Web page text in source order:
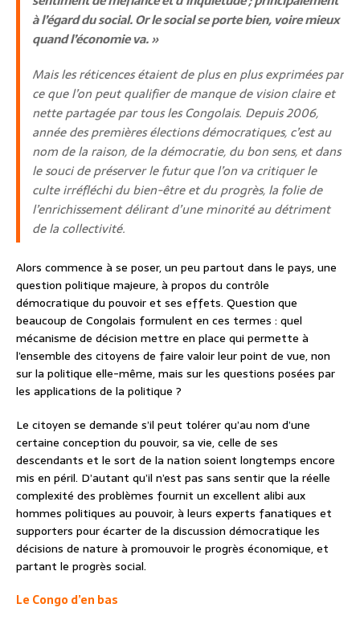
à l’égard du social. Or le social se porte bien, voire mieux
quand l’économie va. »
Mais les réticences étaient de plus en plus exprimées par
ce que l’on peut qualifier de manque de vision claire et
nette partagée par tous les Congolais. Depuis 2006,
année des premières élections démocratiques, c’est au
nom de la raison, de la démocratie, du bon sens, et dans
le souci de préserver le futur que l’on va critiquer le
culte irréfléchi du bien-être et du progrès, la folie de
l’enrichissement délirant d’une minorité au détriment
de la collectivité.
Alors commence à se poser, un peu partout dans le pays, une
question politique majeure, à propos du contrôle
démocratique du pouvoir et ses effets. Question que
beaucoup de Congolais formulent en ces termes : quel
mécanisme de décision mettre en place qui permette à
l’ensemble des citoyens de faire valoir leur point de vue, non
sur la politique elle-même, mais sur les questions posées par
les applications de la politique ?
Le citoyen se demande s’il peut tolérer qu’au nom d’une
certaine conception du pouvoir, sa vie, celle de ses
descendants et le sort de la nation soient longtemps encore
mis en péril. D’autant qu’il n’est pas sans sentir que la réelle
complexité des problèmes fournit un excellent alibi aux
hommes politiques au pouvoir, à leurs experts fanatiques et
supporters pour écarter de la discussion démocratique les
décisions de nature à promouvoir le progrès économique, et
partant le progrès social.
Le Congo d’en bas